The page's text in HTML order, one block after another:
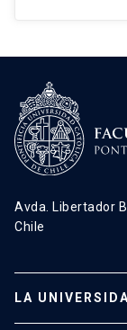
Avda. Libertador
Chile
LA